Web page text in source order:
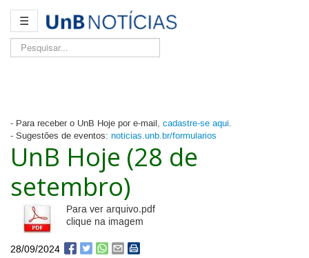
☰
Pesquisar...
- Para receber o UnB Hoje por e-mail, cadastre-se aqui.
- Sugestões de eventos: noticias.unb.br/formularios
UnB Hoje (28 de
setembro)
Para ver arquivo.pdf
clique na imagem
28/09/2024